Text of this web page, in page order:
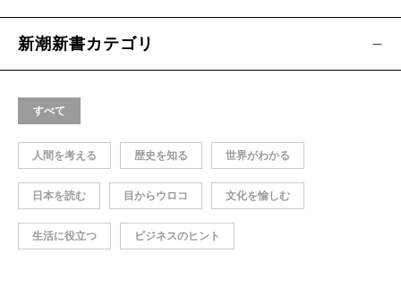
新潮新書カテゴリ
すべて
人間を考える 歴史を知る 世界がわかる
日本を読む 目からウロコ 文化を愉しむ
生活に役立つ ビジネスのヒント